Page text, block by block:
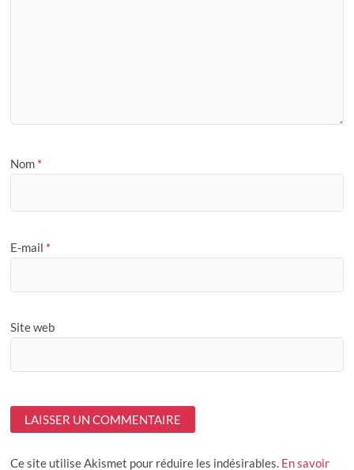
Nom *
E-mail *
Site web
Ce site utilise Akismet pour réduire les indésirables. En savoir